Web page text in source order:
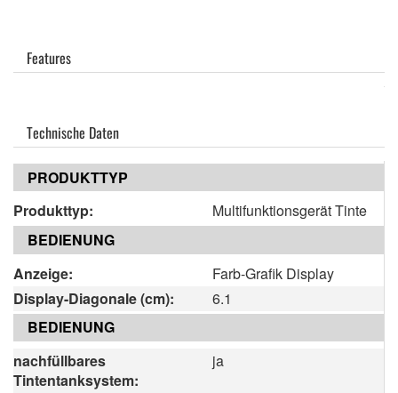
Features
Technische Daten
PRODUKTTYP
Produkttyp:
Multifunktionsgerät Tinte
BEDIENUNG
Anzeige:
Farb-Grafik Display
Display-Diagonale (cm):
6.1
BEDIENUNG
nachfüllbares
Tintentanksystem:
ja